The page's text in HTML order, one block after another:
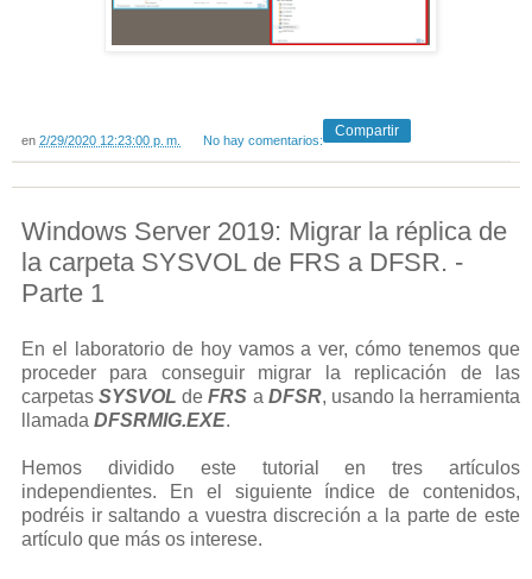
en 2/29/2020 12:23:00 p. m. No hay comentarios:
Compartir
Windows Server 2019: Migrar la réplica de
la carpeta SYSVOL de FRS a DFSR. -
Parte 1
En el laboratorio de hoy vamos a ver, cómo tenemos que
proceder para conseguir migrar la replicación de las
carpetasSYSVOL deFRS a DFSR, usando la herramienta
llamada DFSRMIG.EXE.
Hemos dividido este tutorial en tres artículos
independientes. En el siguiente índice de contenidos,
podréis ir saltando a vuestra discreción a la parte de este
artículo que más os interese.